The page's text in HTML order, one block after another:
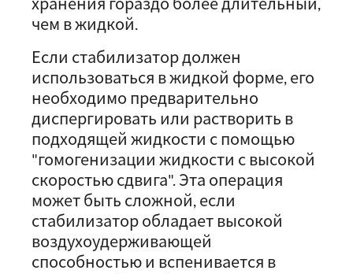
чем в жидкой.
Если стабилизатор должен
использоваться в жидкой форме, его
необходимо предварительно
диспергировать или растворить в
подходящей жидкости с помощью
"гомогенизации жидкости с высокой
скоростью сдвига". Эта операция
может быть сложной, если
стабилизатор обладает высокой
воздухоудерживающей
способностью и вспенивается в